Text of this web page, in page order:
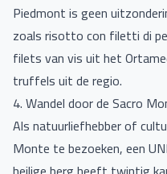
Piedmont is geen
zoals risotto con filetti di
filets van vis uit het
truffels uit de regio.
4. Wandel door de Sacro
Als natuurliefhebber of
Monte te bezoeken, een